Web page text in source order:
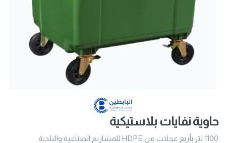
حاوية نفايات بلاستيكية
1100 لتر بأربع عجلات من HDPE للمشاريع الصناعية والبلدية